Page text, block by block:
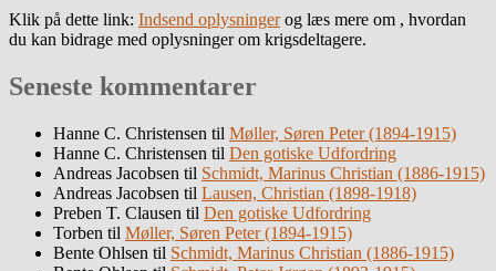
Klik på dette link: Indsend oplysningerog læs mere om , hvordan
du kan bidrage med oplysninger om krigsdeltagere.
Seneste kommentarer
Hanne C. Christensen til Møller, Søren Peter (1894-1915)
Hanne C. Christensen til Den gotiske Udfordring
Andreas Jacobsen til Schmidt, Marinus Christian (1886-1915)
Andreas Jacobsen til Lausen, Christian (1898-1918)
Preben T. Clausen til Den gotiske Udfordring
Torben til Møller, Søren Peter (1894-1915)
Bente Ohlsen til Schmidt, Marinus Christian (1886-1915)